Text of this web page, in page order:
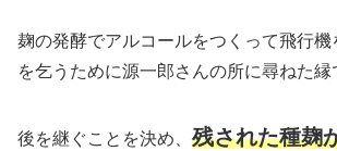
麹の発酵でアルコールをつくって飛行機
を乞うために源一郎さんの所に尋ねた縁
後を継ぐことを決め、 残された種麹